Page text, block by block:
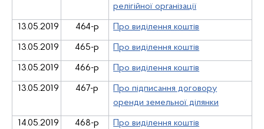
релігійної організації
13.05.2019 464-р Про виділення коштів
13.05.2019 465-р Про виділення коштів
13.05.2019 466-р Про виділення коштів
13.05.2019 467-р
Про підписання договору
оренди земельної ділянки
14.05.2019 468-р Про виділення коштів